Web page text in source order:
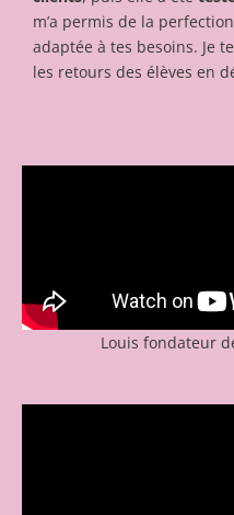
m’a permis de la
adaptée à tes besoins. Je
les retours des élèves en
Louis fondateur